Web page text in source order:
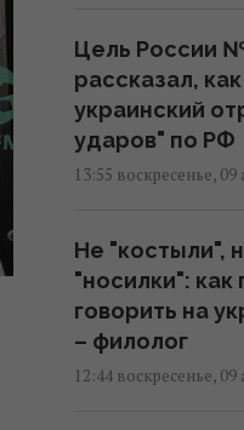
Цель России
рассказал,
украинский
ударов" по РФ
13:55 воскресенье, 09
Не "костыли",
"носилки": как
говорить на
– филолог
12:44 воскресенье, 09